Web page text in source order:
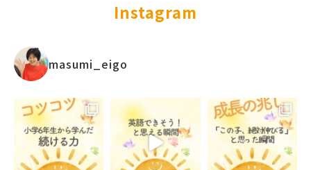
Instagram
masumi_eigo